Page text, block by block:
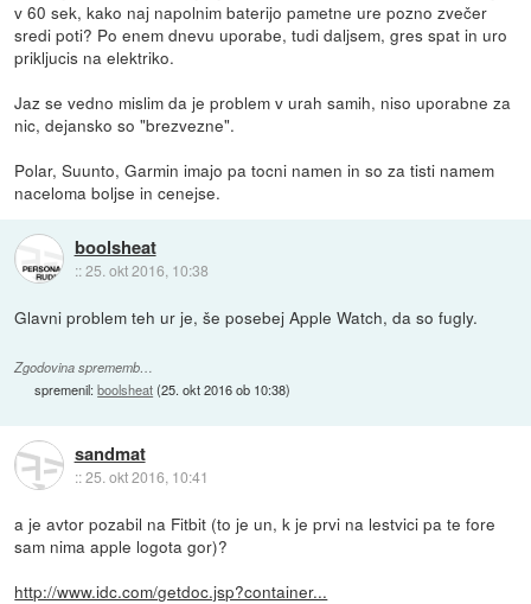
v 60 sek, kako naj napolnim baterijo pametne ure pozno zvečer
sredi poti? Po enem dnevu uporabe, tudi daljsem, gres spat in uro
prikljucis na elektriko.
Jaz se vedno mislim da je problem v urah samih, niso uporabne za
nic, dejansko so "brezvezne".
Polar, Suunto, Garmin imajo pa tocni namen in so za tisti namem
naceloma boljse in cenejse.
boolsheat
::25. okt 2016, 10:38
Glavni problem teh ur je, še posebej Apple Watch, da so fugly.
Zgodovina sprememb…
spremenil:boolsheat(25. okt 2016 ob 10:38)
sandmat
::25. okt 2016, 10:41
a je avtor pozabil na Fitbit (to je un, k je prvi na lestvici pa te fore
sam nima apple logota gor)?
http://www.idc.com/getdoc.jsp?container...